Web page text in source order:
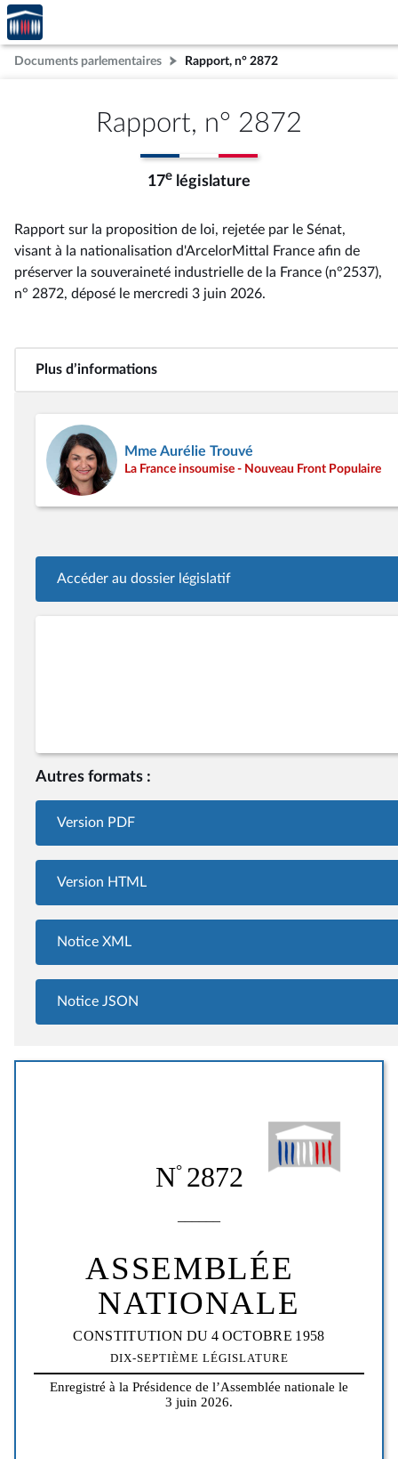
Aller au contenu
Aller en bas de la page
Accèder
à la
page
d'accueil
Documents parlementaires Rapport, n° 2872
Rapport, n° 2872
17e législature
Rapport sur la proposition de loi, rejetée par le Sénat,
visant à la nationalisation d'ArcelorMittal France afin de
préserver la souveraineté industrielle de la France (n°2537),
n° 2872, déposé le mercredi 3 juin 2026.
Plus d’informations
Mme Aurélie Trouvé
La France insoumise - Nouveau Front Populaire
Accéder au dossier législatif
Autres formats :
Version PDF
Version HTML
Notice XML
Notice JSON